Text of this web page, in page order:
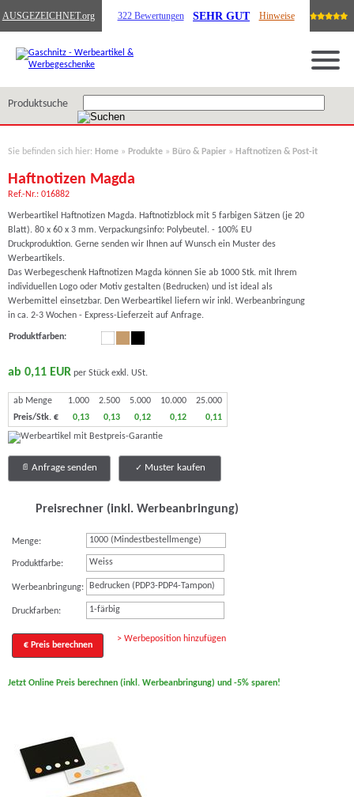
AUSGEZEICHNET.org 322 Bewertungen SEHR GUT Hinweise
Produktsuche
Sie befinden sich hier: Home » Produkte » Büro & Papier » Haftnotizen & Post-it
Haftnotizen Magda
Ref.-Nr.: 016882
Werbeartikel Haftnotizen Magda. Haftnotizblock mit 5 farbigen Sätzen (je 20
Blatt). 80 x 60 x 3 mm. Verpackungsinfo: Polybeutel. - 100% EU
Druckproduktion. Gerne senden wir Ihnen auf Wunsch ein Muster des
Werbeartikels.
Das Werbegeschenk Haftnotizen Magda können Sie ab 1000 Stk. mit Ihrem
individuellen Logo oder Motiv gestalten (Bedrucken) und ist ideal als
Werbemittel einsetzbar. Den Werbeartikel liefern wir inkl. Werbeanbringung
in ca. 2-3 Wochen - Express-Lieferzeit auf Anfrage.
Produktfarben:
ab 0,11 EUR per Stück exkl. USt.
ab Menge 1.000 2.500 5.000 10.000
25.000
Preis/Stk. €
0,13 0,13 0,12 0,12 0,11
Anfrage senden Muster kaufen
Preisrechner (inkl. Werbeanbringung)
Menge:
Produktfarbe: Weiss
Werbeanbringung: Bedrucken (PDP3-PDP4-Tampon)
Druckfarben: 1-färbig
€ Preis berechnen
> Werbeposition hinzufügen
Jetzt Online Preis berechnen (inkl. Werbeanbringung) und -5% sparen!